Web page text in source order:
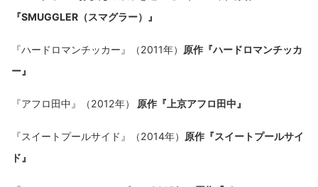
『SMUGGLER（スマグラー）』
『ハードロマンチッカー』（2011年） 原作『ハードロマンチッカ
ー』
『アフロ田中』（2012年） 原作『上京アフロ田中』
『スイートプールサイド』（2014年） 原作『スイートプールサイ
ド』